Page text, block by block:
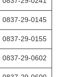
0837-29-0145
0837-29-0155
0837-29-0602